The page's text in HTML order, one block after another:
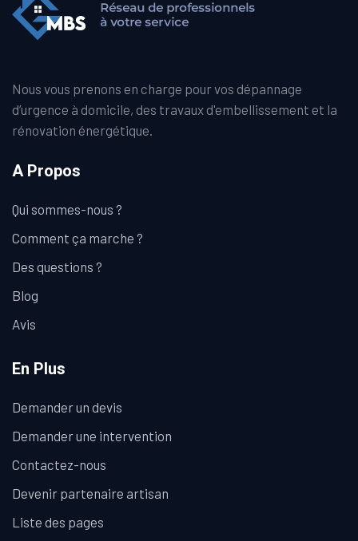
Nous vous prenons en charge pour vos dépannage
d’urgence à domicile, des travaux d'embellissement et la
rénovation énergétique.
A Propos
Qui sommes-nous ?
Comment ça marche ?
Des questions ?
Blog
Avis
En Plus
Demander un devis
Demander une intervention
Contactez-nous
Devenir partenaire artisan
Liste des pages